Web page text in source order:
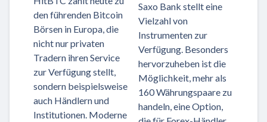
den führenden Bitcoin
Börsen in Europa, die
nicht nur privaten
Tradern ihren Service
zur Verfügung stellt,
sondern beispielsweise
auch Händlern und
Institutionen. Moderne
Saxo Bank stellt eine
Vielzahl von
Instrumenten zur
Verfügung. Besonders
hervorzuheben ist die
Möglichkeit, mehr als
160 Währungspaare zu
handeln, eine Option,